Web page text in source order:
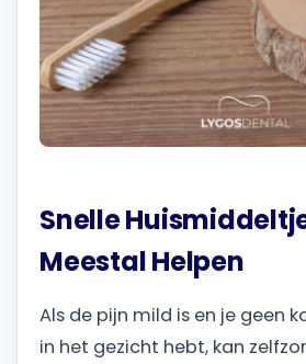
Snelle
Meestal Helpen
Als de pijn mild is en je geen
in het gezicht hebt, kan